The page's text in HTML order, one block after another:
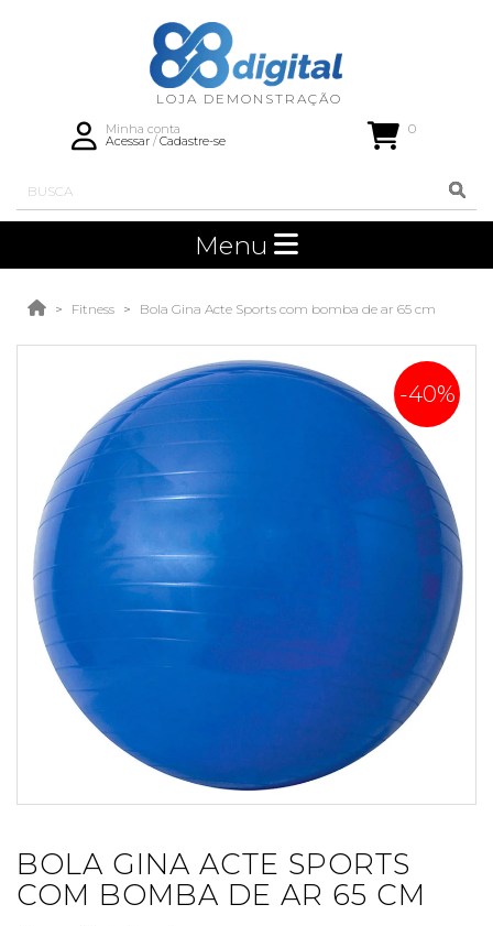
Minha conta
Acessar/Cadastre-se
0
Menu
Fitness Bola Gina Acte Sports com bomba de ar 65 cm
-40%
BOLA GINA ACTE SPORTS
COM BOMBA DE AR 65 CM